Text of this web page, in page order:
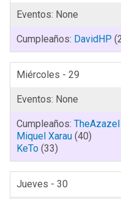
DavidHP
Miércoles - 29
TheAzazel
Miquel Xarau (40)
KeTo (33)
Jueves - 30